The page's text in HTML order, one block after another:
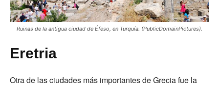
Ruinas de la antigua ciudad de Éfeso, en Turquía. (PublicDomainPictures).
Eretria
Otra de las ciudades más importantes de Grecia fue la